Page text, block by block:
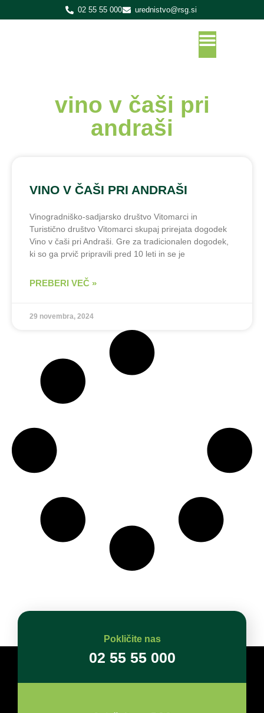
02 55 55 000 urednistvo@rsg.si
vino v čaši pri
andraši
VINO V ČAŠI PRI ANDRAŠI
Vinogradniško-sadjarsko društvo Vitomarci in
Turistično društvo Vitomarci skupaj prirejata dogodek
Vino v čaši pri Andraši. Gre za tradicionalen dogodek,
ki so ga prvič pripravili pred 10 leti in se je
PREBERI VEČ »
29 novembra, 2024
Pokličite nas
02 55 55 000